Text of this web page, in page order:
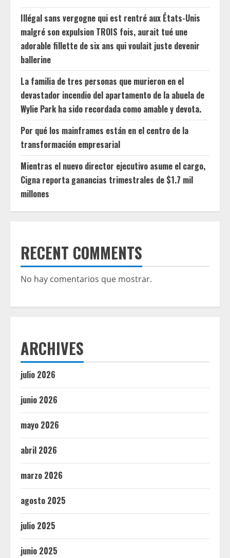
Illégal sans vergogne qui est rentré aux États-Unis
malgré son expulsion TROIS fois, aurait tué une
adorable fillette de six ans qui voulait juste devenir
ballerine
La familia de tres personas que murieron en el
devastador incendio del apartamento de la abuela de
Wylie Park ha sido recordada como amable y devota.
Por qué los mainframes están en el centro de la
transformación empresarial
Mientras el nuevo director ejecutivo asume el cargo,
Cigna reporta ganancias trimestrales de $1.7 mil
millones
RECENT COMMENTS
No hay comentarios que mostrar.
ARCHIVES
julio 2026
junio 2026
mayo 2026
abril 2026
marzo 2026
agosto 2025
julio 2025
junio 2025